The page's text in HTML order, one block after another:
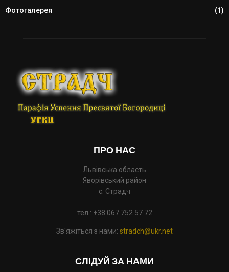
Фотогалерея
(1)
ПРО НАС
Львівська область
Яворівський район
с. Страдч
тел.: +38 067 752 57 72
Зв'яжіться з нами: stradch@ukr.net
СЛІДУЙ ЗА НАМИ